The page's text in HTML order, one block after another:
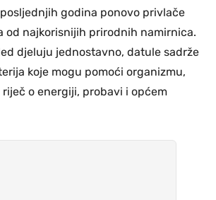
godina ponovo privlače
od najkorisnijih prirodnih namirnica.
djeluju jednostavno, datule sadrže
koje mogu pomoći organizmu,
riječ o energiji, probavi i općem